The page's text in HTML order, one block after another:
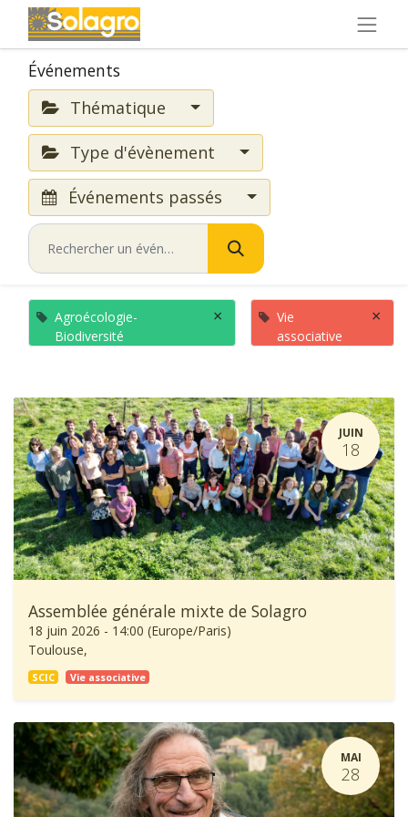
Événements
Thématique
Type d'évènement
Événements passés
Agroécologie-
Biodiversité
×
Vie
associative
×
JUIN
18
Assemblée générale mixte de Solagro
18 juin 2026 - 14:00 (Europe/Paris)
Toulouse,
SCIC Vie associative
MAI
28